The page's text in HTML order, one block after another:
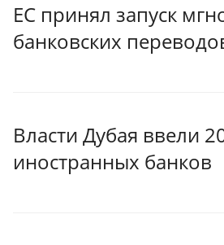
ЕС принял запуск
банковских
Власти Дубая ввели
иностранных банков